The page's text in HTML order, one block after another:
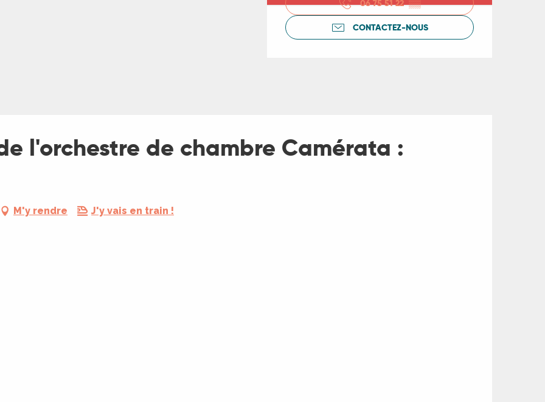
06 75 51 22▒▒
CONTACTEZ-NOUS
l'orchestre de chambre Camérata :
M'y rendre J'y vais en train !